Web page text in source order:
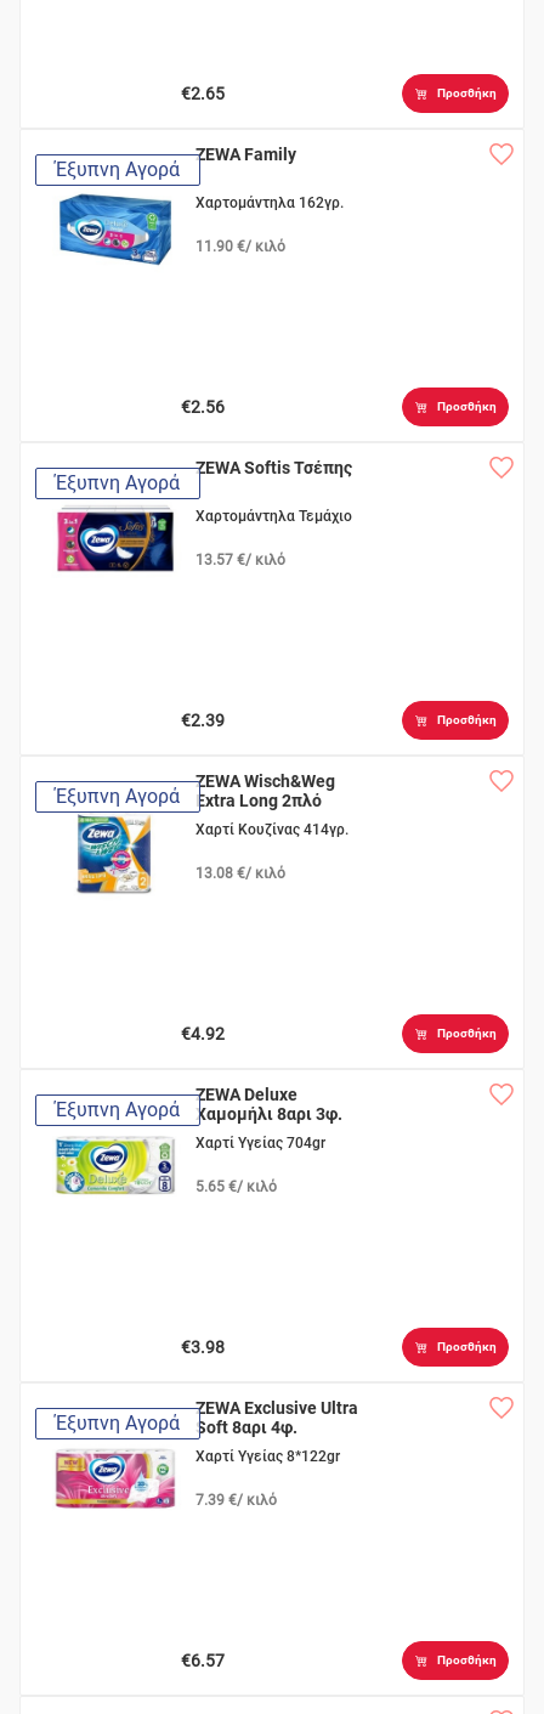
€2.65 Προσθήκη
Έξυπνη Αγορά
ZEWA Family
Χαρτομάντηλα 162γρ.
11.90 €/ κιλό
€2.56 Προσθήκη
Έξυπνη Αγορά
ZEWA Softis Τσέπης
Χαρτομάντηλα Τεμάχιο
13.57 €/ κιλό
€2.39 Προσθήκη
Έξυπνη Αγορά
ZEWA Wisch&Weg
Extra Long 2πλό
Χαρτί Κουζίνας 414γρ.
13.08 €/ κιλό
€4.92 Προσθήκη
Έξυπνη Αγορά
ZEWA Deluxe
Χαμομήλι 8αρι 3φ.
Χαρτί Υγείας 704gr
5.65 €/ κιλό
€3.98 Προσθήκη
Έξυπνη Αγορά
ZEWA Exclusive Ultra
Soft 8αρι 4φ.
Χαρτί Υγείας 8*122gr
7.39 €/ κιλό
€6.57 Προσθήκη